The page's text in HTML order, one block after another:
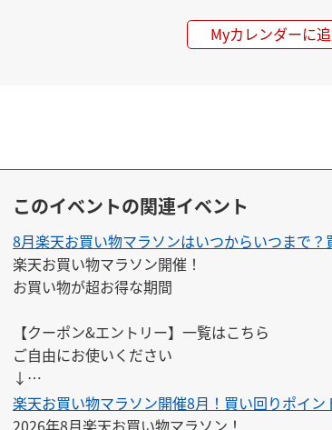
Myカレンダーに
このイベントの関連イベント
8月楽天お買い物マラソンはいつからいつまで？
楽天お買い物マラソン開催！
お買い物が超お得な期間
【クーポン&エントリー】一覧はこちら
ご自由にお使いください
↓
https://keepgoing66.com/rakuten-coupon-
楽天お買い物マラソン開催8月！買い回りポイン
2026年8月楽天お買い物マラソン！